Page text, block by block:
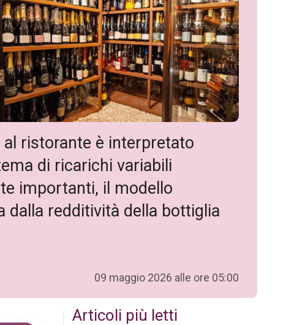
ristorante è interpretato
di ricarichi variabili
importanti, il modello
dalla redditività della bottiglia
09 maggio 2026 alle ore 05:00
Articoli più letti